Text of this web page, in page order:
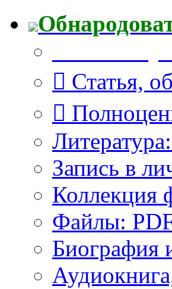
Статья,
Запись в
Коллекция
Файлы:
Биография